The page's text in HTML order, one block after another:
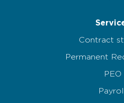
Contract
Permanent
PEO
Payroll